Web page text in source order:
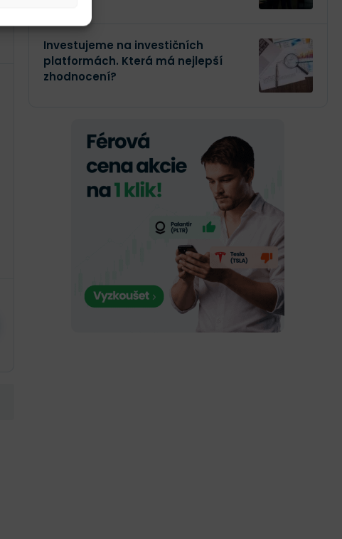
Investujeme na investičních
platformách. Která má nejlepší
zhodnocení?